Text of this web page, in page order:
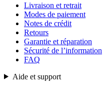
Livraison et retrait
Modes de paiement
Notes de crédit
Retours
Garantie et réparation
Sécurité de l’information
FAQ
Aide et support